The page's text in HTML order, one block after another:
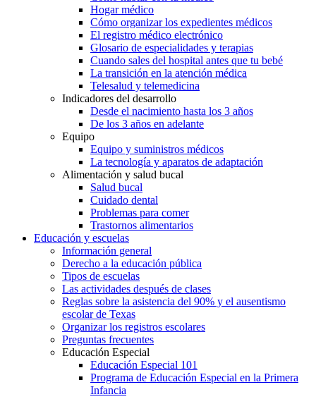
Hogar médico
Cómo organizar los expedientes médicos
El registro médico electrónico
Glosario de especialidades y terapias
Cuando sales del hospital antes que tu bebé
La transición en la atención médica
Telesalud y telemedicina
Indicadores del desarrollo
Desde el nacimiento hasta los 3 años
De los 3 años en adelante
Equipo
Equipo y suministros médicos
La tecnología y aparatos de adaptación
Alimentación y salud bucal
Salud bucal
Cuidado dental
Problemas para comer
Trastornos alimentarios
Educación y escuelas
Información general
Derecho a la educación pública
Tipos de escuelas
Las actividades después de clases
Reglas sobre la asistencia del 90% y el ausentismo
escolar de Texas
Organizar los registros escolares
Preguntas frecuentes
Educación Especial
Educación Especial 101
Programa de Educación Especial en la Primera
Infancia